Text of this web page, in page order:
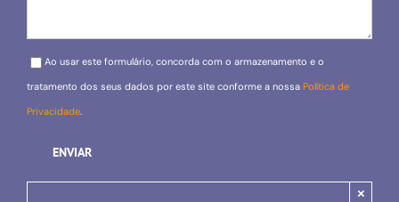
Please leave this field empty.
Ao usar este formulário, concorda com o armazenamento e o
tratamento dos seus dados por este site conforme a nossa Política de
Privacidade.
×